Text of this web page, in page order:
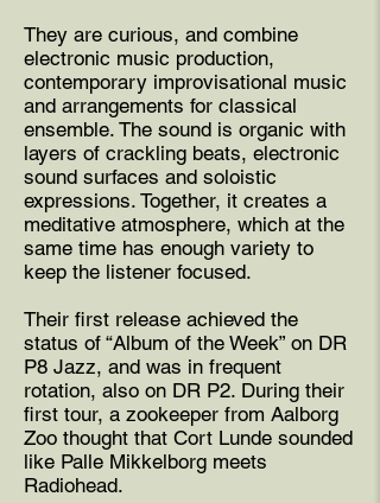
They are curious, and combine
electronic music production,
contemporary improvisational music
and arrangements for classical
ensemble. The sound is organic with
layers of crackling beats, electronic
sound surfaces and soloistic
expressions. Together, it creates a
meditative atmosphere, which at the
same time has enough variety to
keep the listener focused.
Their first release achieved the
status of “Album of the Week” on DR
P8 Jazz, and was in frequent
rotation, also on DR P2. During their
first tour, a zookeeper from Aalborg
Zoo thought that Cort Lunde sounded
like Palle Mikkelborg meets
Radiohead.